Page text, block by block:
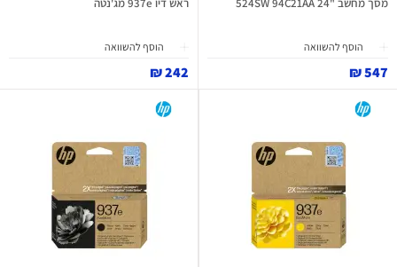
מסך מחשב "24 524SW 94C21AA
הוסף להשוואה
547 ₪
ראש דיו 937e מג'נטה
הוסף להשוואה
242 ₪